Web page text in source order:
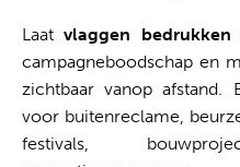
Laatvlaggen bedrukken
campagneboodschap en
zichtbaar vanop afstand.
voor buitenreclame,
festivals,